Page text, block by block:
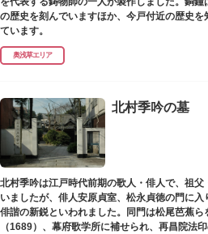
の歴史を刻んでいますほか、今戸付近の歴史
ています。
奥浅草エリア
北村季吟の墓
北村季吟は江戸時代前期の歌人・俳人で、祖
いましたが、俳人安原貞室、松永貞徳の門に
俳諧の新鋭といわれました。同門は松尾芭蕉
（1689）、幕府歌学所に補せられ、再昌院法